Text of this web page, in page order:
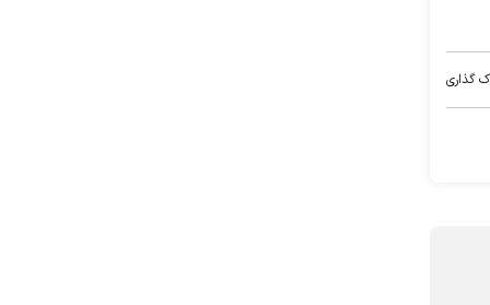
گذاری